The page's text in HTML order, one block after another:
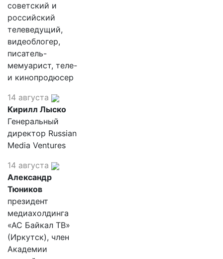
советский и
российский
телеведущий,
видеоблогер,
писатель-
мемуарист, теле-
и кинопродюсер
14 августа
Кирилл Лыско
Генеральный
директор Russian
Media Ventures
14 августа
Александр
Тюников
президент
медиахолдинга
«АС Байкал ТВ»
(Иркутск), член
Академии